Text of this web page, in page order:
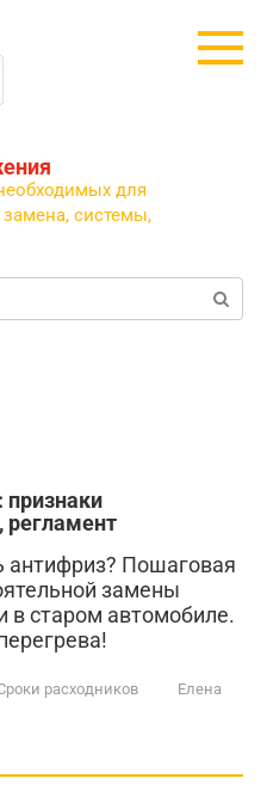
для
системы,
признаки
регламент
антифриз? Пошаговая
замены
старом автомобиле.
расходников
Елена